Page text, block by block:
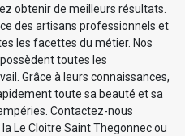
obtenir de meilleurs résultats.
des artisans professionnels et
les facettes du métier. Nos
toutes les
Grâce à leurs connaissances,
toute sa beauté et sa
Contactez-nous
Le Cloitre Saint Thegonnec ou